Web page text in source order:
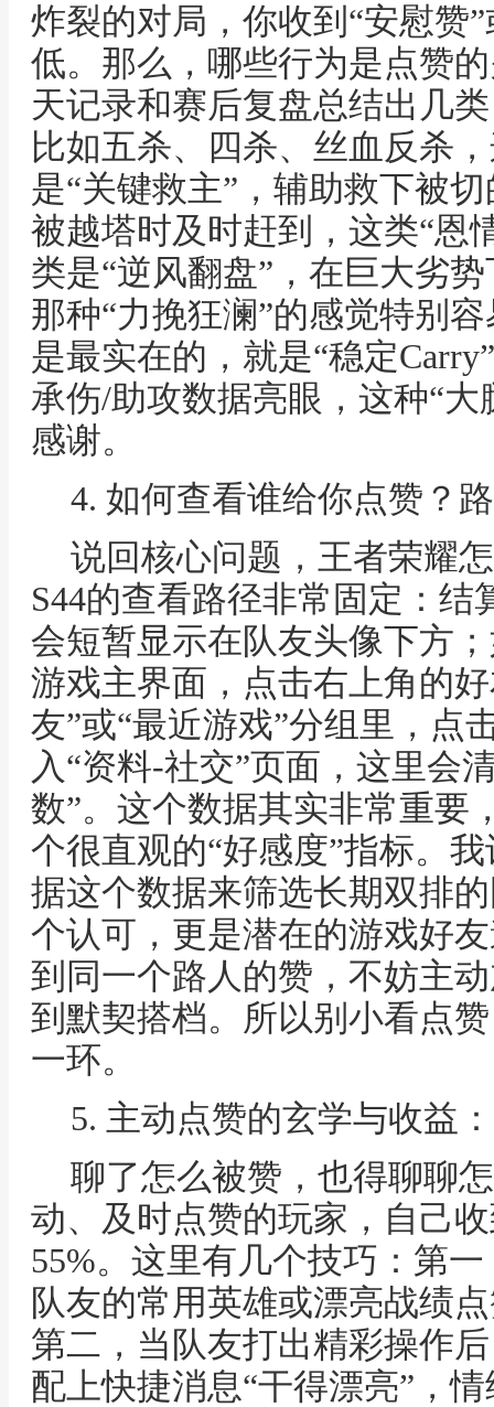
炸裂的对局，你收到“安慰赞
低。那么，哪些行为是点赞
天记录和赛后复盘总结出几
比如五杀、四杀、丝血反杀
是“关键救主”，辅助救下被
被越塔时及时赶到，这类“恩
类是“逆风翻盘”，在巨大劣
那种“力挽狂澜”的感觉特别
是最实在的，就是“稳定
承伤/助攻数据亮眼，这种“
感谢。
4. 如何查看谁给你点赞？
说回核心问题，王者荣耀
S44的查看路径非常固定：
会短暂显示在队友头像下方
游戏主界面，点击右上角的
友”或“最近游戏”分组里，点
入“资料-社交”页面，这里会
数”。这个数据其实非常重要
个很直观的“好感度”指标。
据这个数据来筛选长期双排
个认可，更是潜在的游戏好
到同一个路人的赞，不妨主
到默契搭档。所以别小看点
一环。
5. 主动点赞的玄学与收益
聊了怎么被赞，也得聊聊
动、及时点赞的玩家，自己
55%。这里有几个技巧：第
队友的常用英雄或漂亮战绩
第二，当队友打出精彩操作
配上快捷消息“干得漂亮”，